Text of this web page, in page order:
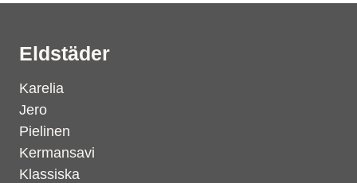
Eldstäder
Karelia
Jero
Pielinen
Kermansavi
Klassiska